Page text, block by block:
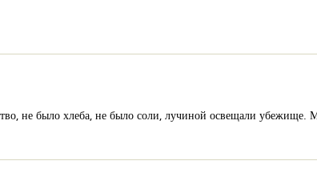
не было хлеба, не было соли, лучиной освещали убежище.